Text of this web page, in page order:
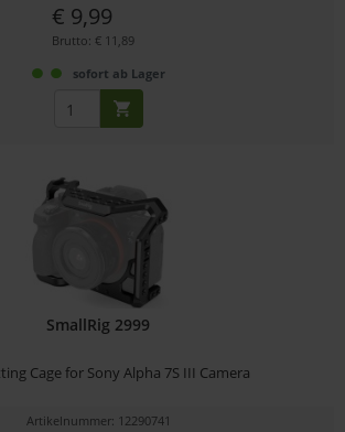
€ 9,99
Brutto: € 11,89
sofort ab Lager
SmallRig 2999
Cage for Sony Alpha 7S III Camera
Artikelnummer: 12290741